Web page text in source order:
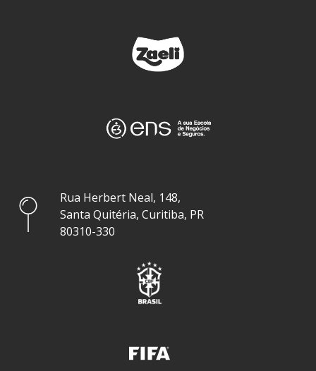
Rua Herbert Neal, 148,
Santa Quitéria, Curitiba, PR
80310-330